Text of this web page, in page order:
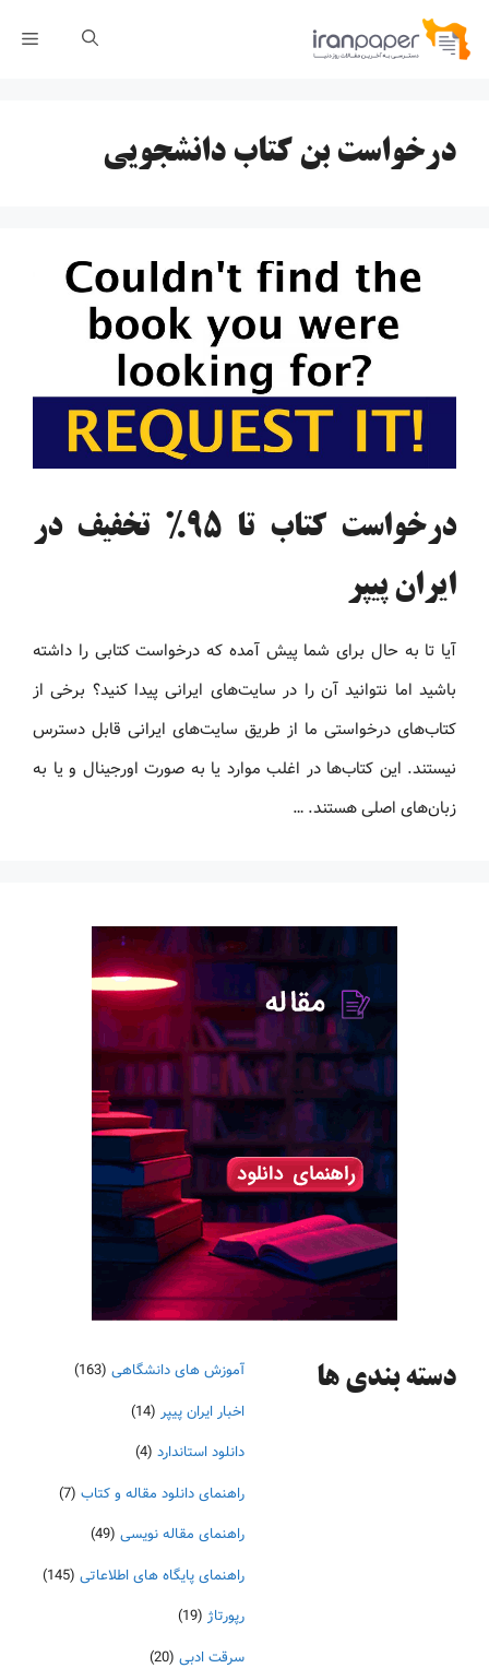
پرش
درخواست بن کتاب دانشجویی
درخواست کتاب تا 95% تخفیف در
ایران پیپر
آیا تا به حال برای شما پیش آمده که درخواست کتابی را داشته
باشید اما نتوانید آن را در سایت‌های ایرانی پیدا کنید؟ برخی از
کتاب‌های درخواستی ما از طریق سایت‌های ایرانی قابل دسترس
نیستند. این کتاب‌ها در اغلب موارد یا به صورت اورجینال و یا به
زبان‌های اصلی هستند. …
دسته‌ بندی ها آموزش های دانشگاهی (163)
اخبار ایران پیپر (14)
دانلود استاندارد (4)
راهنمای دانلود مقاله و کتاب (7)
راهنمای مقاله نویسی (49)
راهنمای پایگاه های اطلاعاتی (145)
رپورتاژ (19)
سرقت ادبی (20)